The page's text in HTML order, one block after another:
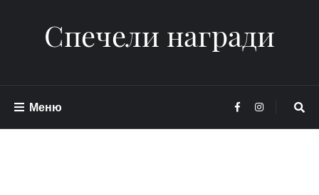
Спечели награди
Меню